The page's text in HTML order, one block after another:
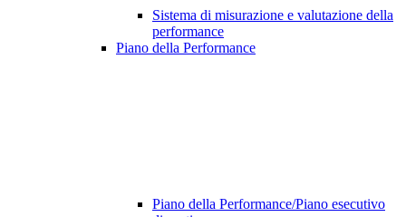
Sistema di misurazione e valutazione della
performance
Piano della Performance
Piano della Performance/Piano esecutivo